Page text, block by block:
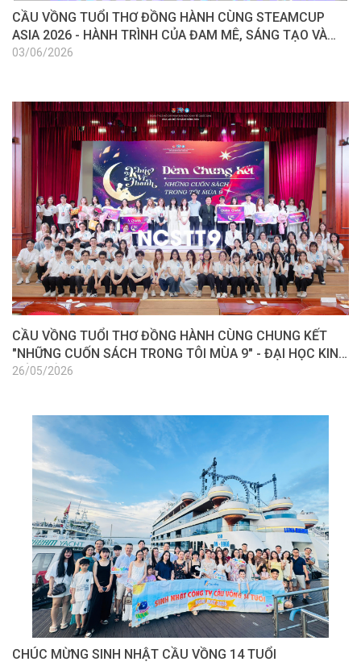
CẦU VỒNG TUỔI THƠ ĐỒNG HÀNH CÙNG STEAMCUP
ASIA 2026 - HÀNH TRÌNH CỦA ĐAM MÊ, SÁNG TẠO VÀ
HỘI NHẬP
03/06/2026
CẦU VỒNG TUỔI THƠ ĐỒNG HÀNH CÙNG CHUNG KẾT
"NHỮNG CUỐN SÁCH TRONG TÔI MÙA 9" - ĐẠI HỌC KINH
TẾ QUỐC DÂN
26/05/2026
CHÚC MỪNG SINH NHẬT CẦU VỒNG 14 TUỔI